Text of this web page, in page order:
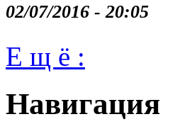
02/07/2016 - 20:05
Е щ ё :
Навигация